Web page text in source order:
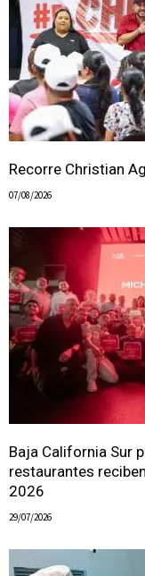
Recorre Christian
07/08/2026
Baja California Sur
restaurantes
2026
29/07/2026